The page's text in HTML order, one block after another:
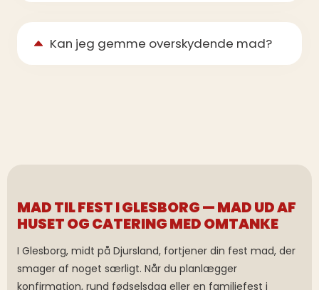
Kan jeg gemme overskydende mad?
MAD TIL FEST I GLESBORG — MAD UD AF
HUSET OG CATERING MED OMTANKE
I Glesborg, midt på Djursland, fortjener din fest mad, der
smager af noget særligt. Når du planlægger
konfirmation, rund fødselsdag eller en familiefest i